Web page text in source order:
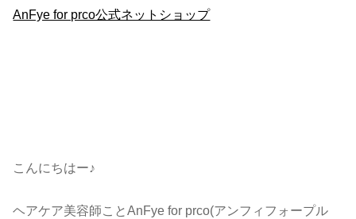
AnFye for prco公式ネットショップ
こんにちはー♪
ヘアケア美容師ことAnFye for prco(アンフィフォープル